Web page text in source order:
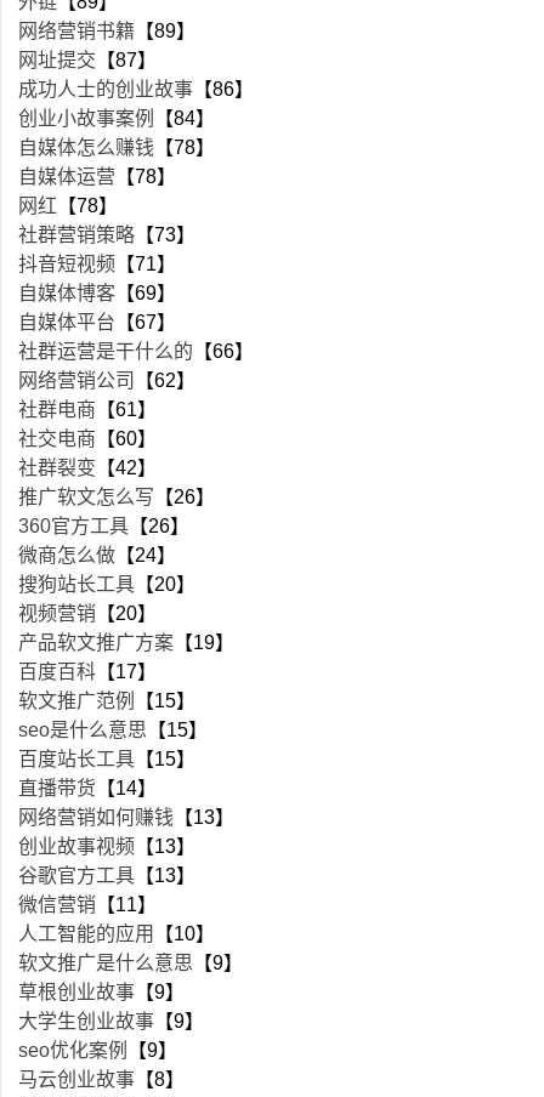
网络营销书籍 【89】
网址提交 【87】
成功人士的创业故事 【86】
创业小故事案例
【84】
自媒体怎么赚钱 【78】
自媒体运营 【78】
网红 【78】
社群营销策略 【73】
抖音短视频 【71】
自媒体博客 【69】
自媒体平台 【67】
社群运营是干什么的 【66】
网络营销公司
【62】
社群电商 【61】
社交电商 【60】
社群裂变 【42】
推广软文怎么写 【26】
360官方工具 【26】
微商怎么做 【24】
搜狗站长工具 【20】
视频营销 【20】
产品软文推广方案 【19】
百度百科 【17】
软文推广范例
【15】
seo是什么意思 【15】
百度站长工具 【15】
直播带货 【14】
网络营销如何赚钱 【13】
创业故事视频 【13】
谷歌官方工具 【13】
微信营销 【11】
人工智能的应用
【10】
软文推广是什么意思 【9】
草根创业故事 【9】
大学生创业故事 【9】
seo优化案例
【9】
马云创业故事 【8】